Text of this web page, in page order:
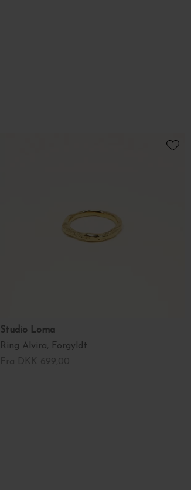
Studio Loma
Ring Alvira, Forgyldt